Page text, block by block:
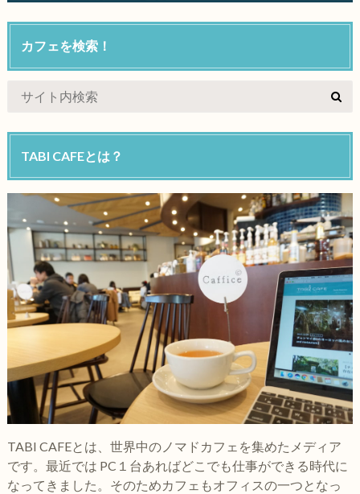
カフェを検索！
TABI CAFEとは？
TABI CAFEとは、世界中のノマドカフェを集めたメディア
です。最近では PC１台あればどこでも仕事ができる時代に
なってきました。そのためカフェもオフィスの一つとなっ